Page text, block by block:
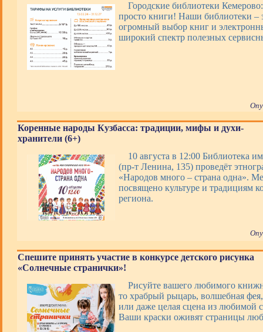
Городские библиотеки
просто книги! Наши библиотеки –
огромный выбор книг и
широкий спектр полезных
Коренные народы Кузбасса: традиции, мифы и духи-
хранители (6+)
10 августа в 12:00 Библиотека
(пр-т Ленина, 135) проведёт
«Народов много – страна одна».
посвящено культуре и традициям
региона.
Спешите принять участие в конкурсе детского рисунка
«Солнечные странички»!
Рисуйте вашего любимого
то храбрый рыцарь, волшебная
или даже целая сцена из любимой
Ваши краски оживят страницы